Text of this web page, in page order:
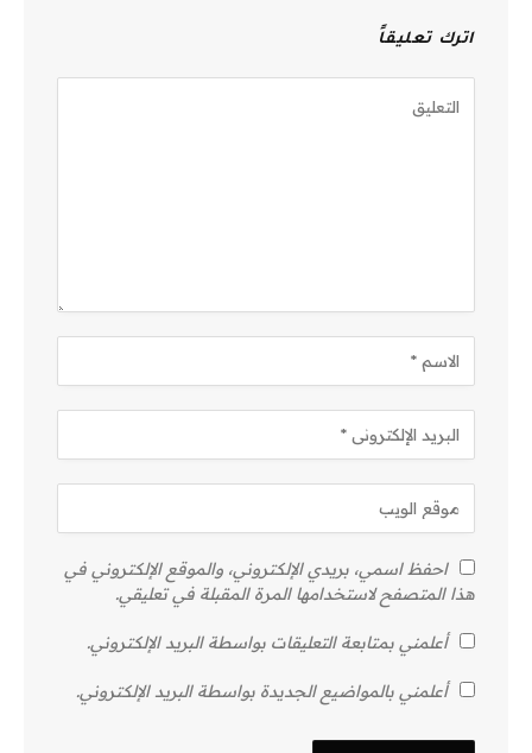
اترك تعليقاً
احفظ اسمي، بريدي الإلكتروني، والموقع الإلكتروني في
هذا المتصفح لاستخدامها المرة المقبلة في تعليقي.
أعلمني بمتابعة التعليقات بواسطة البريد الإلكتروني.
أعلمني بالمواضيع الجديدة بواسطة البريد الإلكتروني.